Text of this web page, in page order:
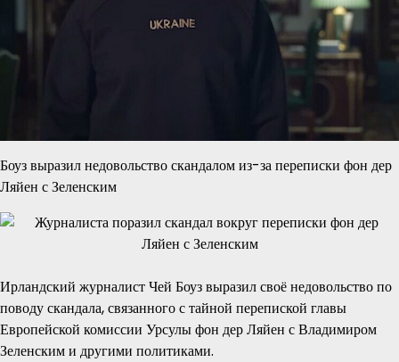
Боуз выразил недовольство скандалом из-за переписки фон дер
Ляйен с Зеленским
Ирландский журналист Чей Боуз выразил своё недовольство по
поводу скандала, связанного с тайной перепиской главы
Европейской комиссии Урсулы фон дер Ляйен с Владимиром
Зеленским и другими политиками.